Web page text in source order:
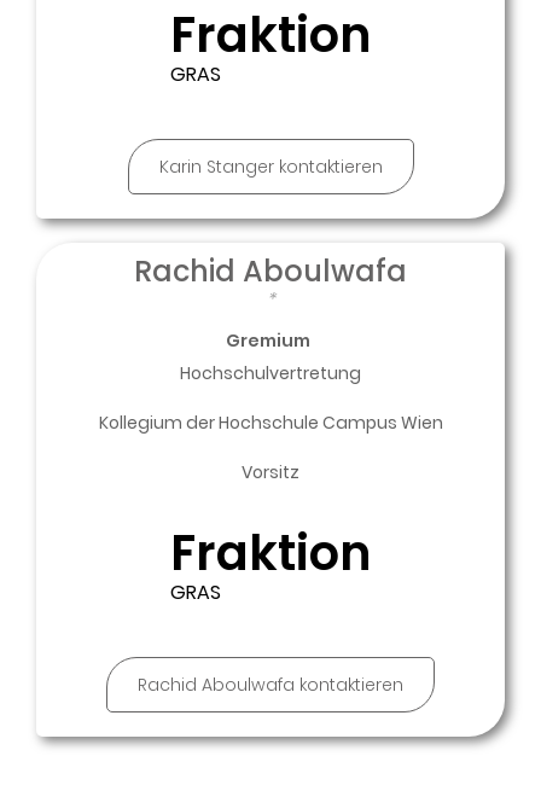
Fraktion
GRAS
Karin Stanger kontaktieren
Rachid Aboulwafa
*
Gremium
Hochschulvertretung
Kollegium der Hochschule Campus Wien
Vorsitz
Fraktion
GRAS
Rachid Aboulwafa kontaktieren